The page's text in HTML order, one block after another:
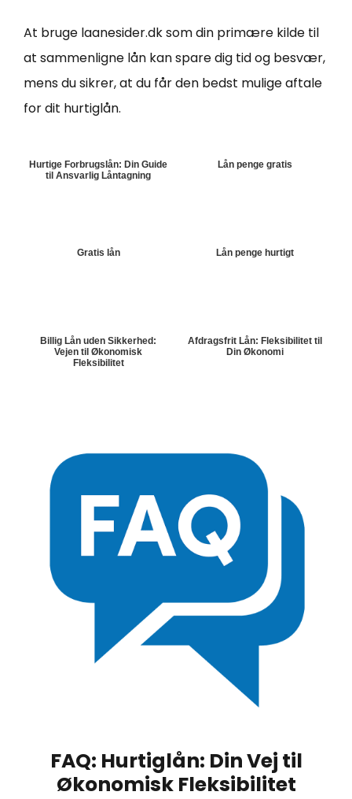
At bruge laanesider.dk som din primære kilde til
at sammenligne lån kan spare dig tid og besvær,
mens du sikrer, at du får den bedst mulige aftale
for dit hurtiglån.
Hurtige Forbrugslån: Din Guide
til Ansvarlig Låntagning
Lån penge gratis
Gratis lån Lån penge hurtigt
Billig Lån uden Sikkerhed:
Vejen til Økonomisk
Fleksibilitet
Afdragsfrit Lån: Fleksibilitet til
Din Økonomi
FAQ: Hurtiglån: Din Vej til
Økonomisk Fleksibilitet